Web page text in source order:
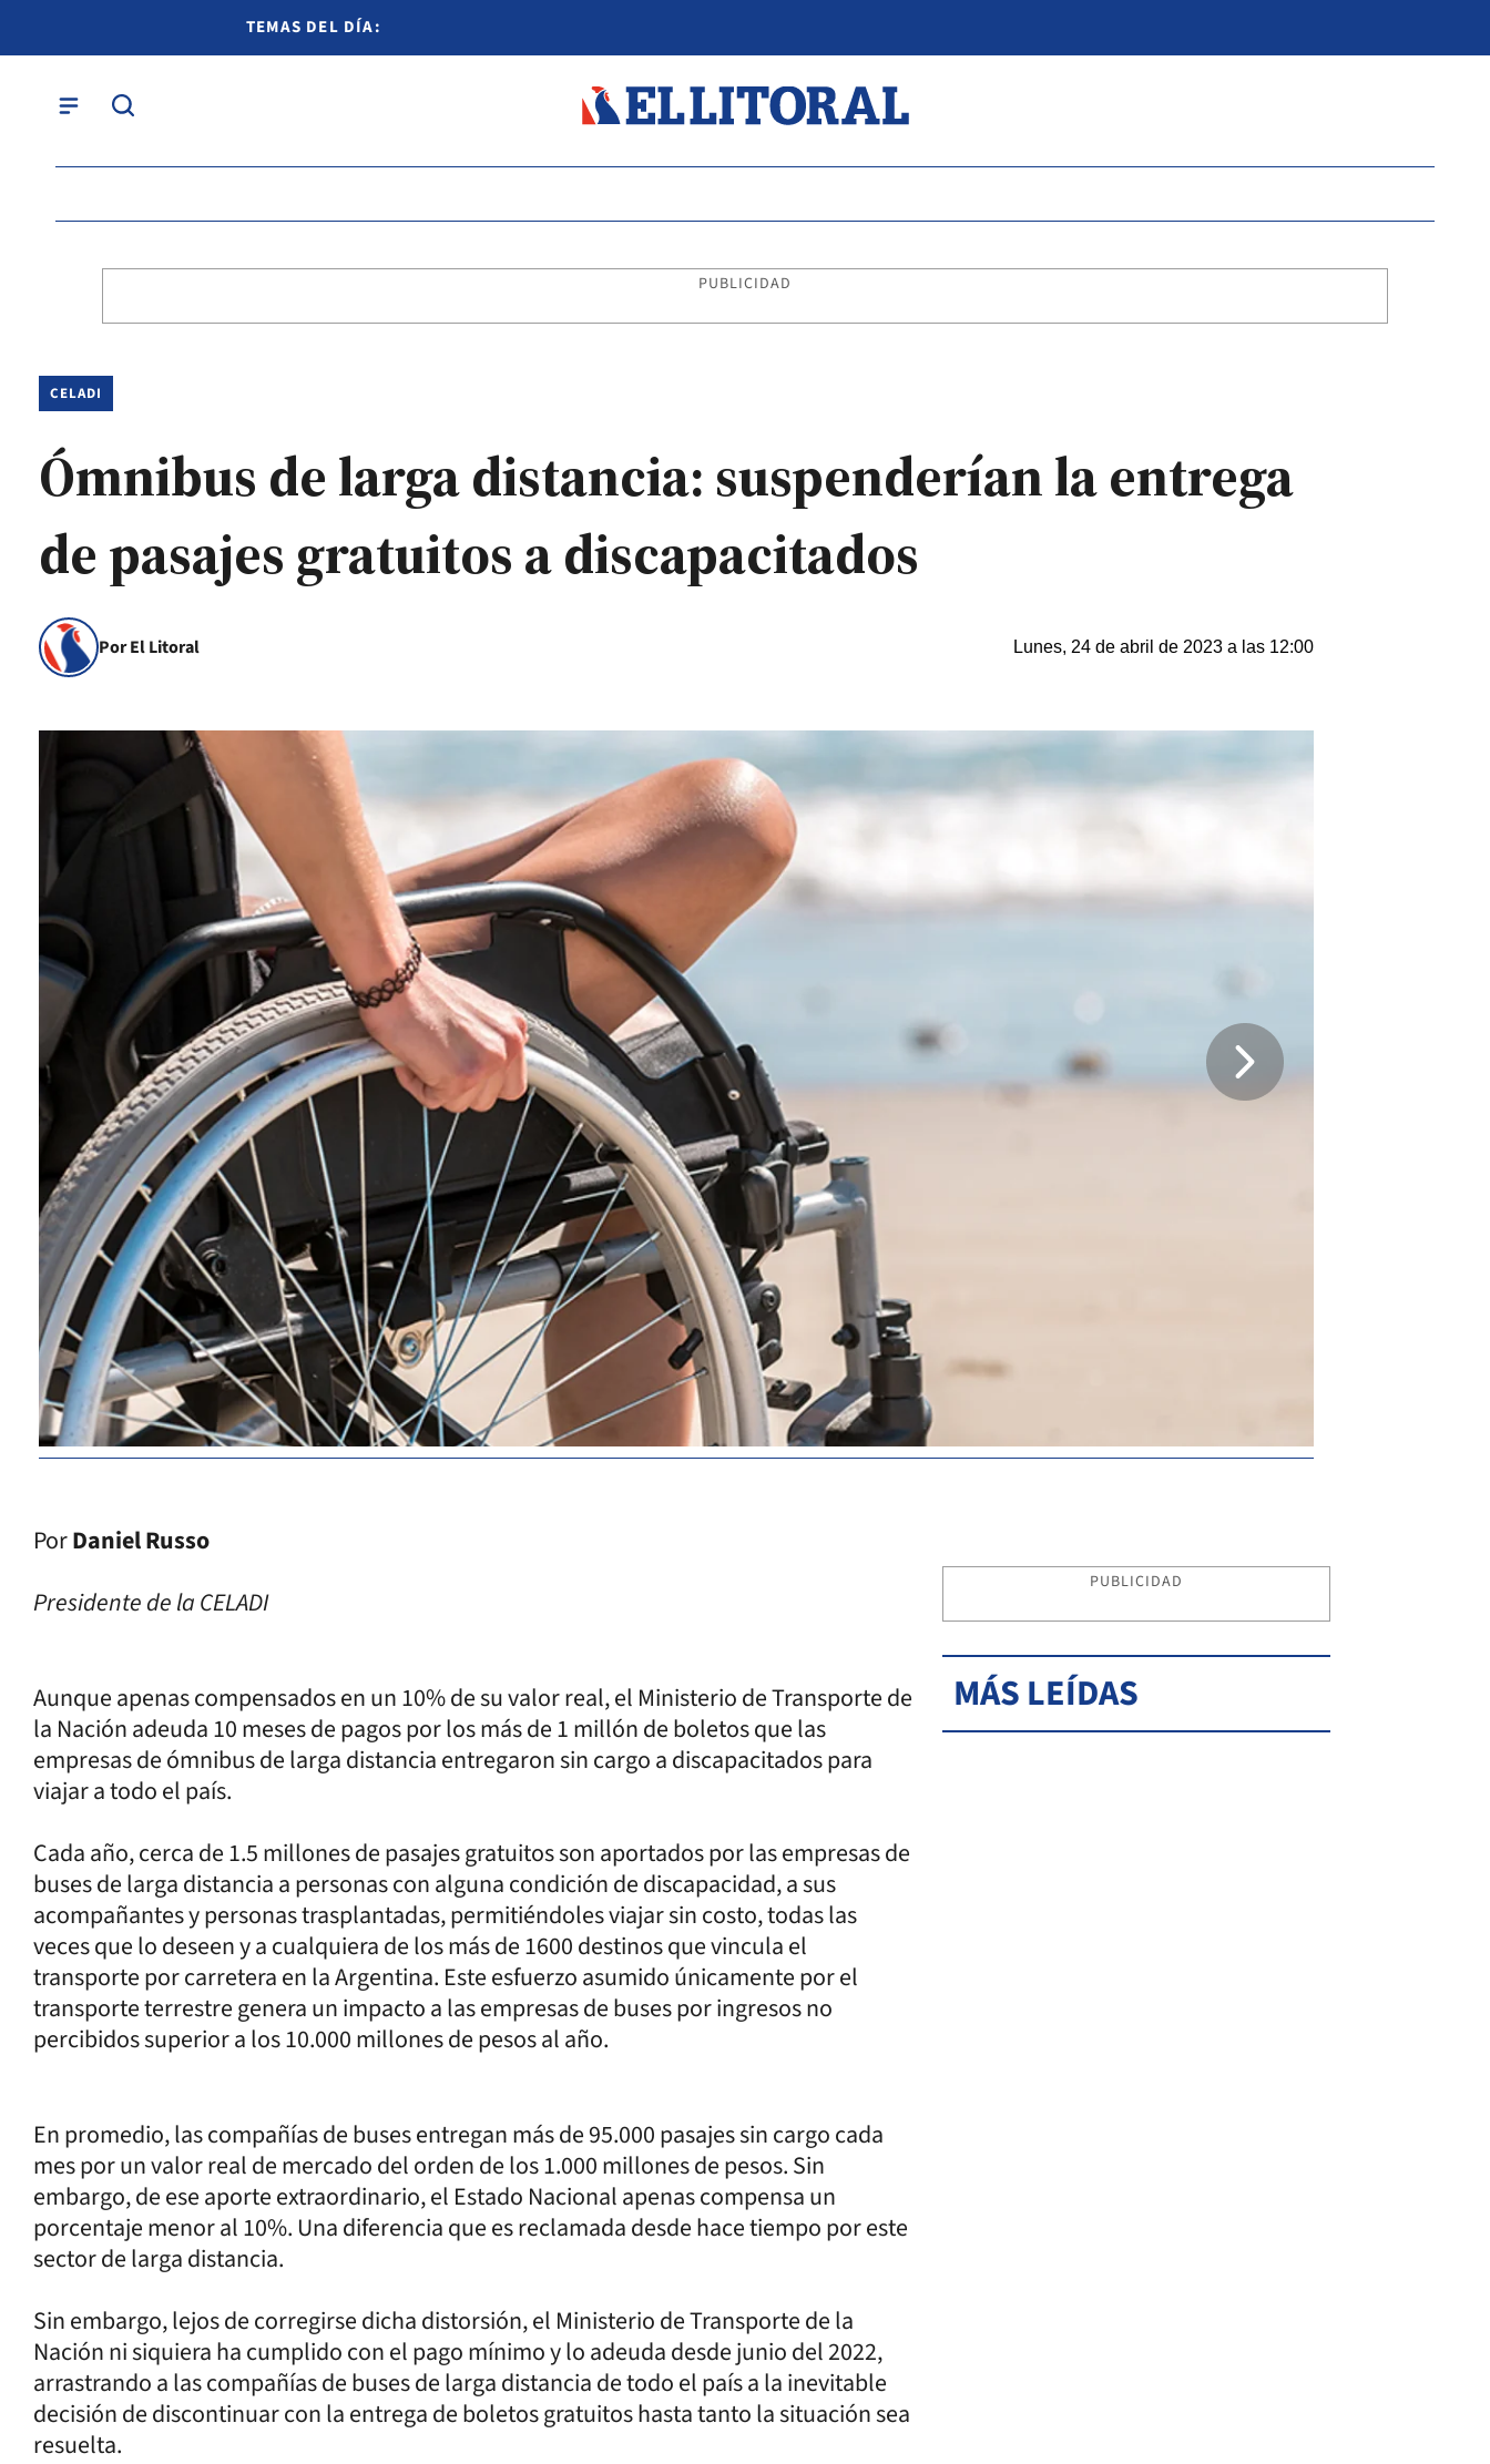
TEMAS DEL DÍA:
PUBLICIDAD
CELADI
Ómnibus de larga distancia: suspenderían la entrega
de pasajes gratuitos a discapacitados
Por El Litoral Lunes, 24 de abril de 2023 a las 12:00
PorDaniel Russo
Presidente de la CELADI
Aunque apenas compensados en un 10% de su valor real, el Ministerio de Transporte de
la Nación adeuda 10 meses de pagos por los más de 1 millón de boletos que las
empresas de ómnibus de larga distancia entregaron sin cargo a discapacitados para
viajar a todo el país.
Cada año, cerca de 1.5 millones de pasajes gratuitos son aportados por las empresas de
buses de larga distancia a personas con alguna condición de discapacidad, a sus
acompañantes y personas trasplantadas, permitiéndoles viajar sin costo, todas las
veces que lo deseen y a cualquiera de los más de 1600 destinos que vincula el
transporte por carretera en la Argentina. Este esfuerzo asumido únicamente por el
transporte terrestre genera un impacto a las empresas de buses por ingresos no
percibidos superior a los 10.000 millones de pesos al año.
En promedio, las compañías de buses entregan más de 95.000 pasajes sin cargo cada
mes por un valor real de mercado del orden de los 1.000 millones de pesos. Sin
embargo, de ese aporte extraordinario, el Estado Nacional apenas compensa un
porcentaje menor al 10%. Una diferencia que es reclamada desde hace tiempo por este
sector de larga distancia.
Sin embargo, lejos de corregirse dicha distorsión, el Ministerio de Transporte de la
Nación ni siquiera ha cumplido con el pago mínimo y lo adeuda desde junio del 2022,
arrastrando a las compañías de buses de larga distancia de todo el país a la inevitable
decisión de discontinuar con la entrega de boletos gratuitos hasta tanto la situación sea
resuelta.
PUBLICIDAD
MÁS LEÍDAS